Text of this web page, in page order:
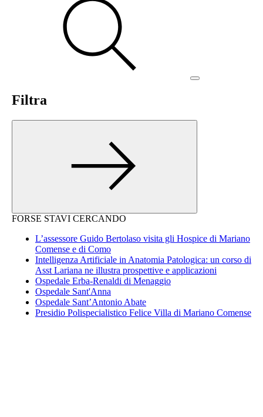
Filtra
FORSE STAVI CERCANDO
L’assessore Guido Bertolaso visita gli Hospice di Mariano
Comense e di Como
Intelligenza Artificiale in Anatomia Patologica: un corso di
Asst Lariana ne illustra prospettive e applicazioni
Ospedale Erba-Renaldi di Menaggio
Ospedale Sant'Anna
Ospedale Sant’Antonio Abate
Presidio Polispecialistico Felice Villa di Mariano Comense